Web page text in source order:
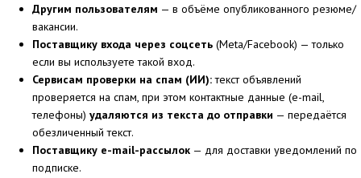
Другим пользователям — в объёме опубликованного резюме/
вакансии.
Поставщику входа через соцсеть (Meta/Facebook) — только
если вы используете такой вход.
Сервисам проверки на спам (ИИ):текст объявлений
проверяется на спам, при этом контактные данные (e-mail,
телефоны) удаляются из текста до отправки — передаётся
обезличенный текст.
Поставщику e-mail-рассылок — для доставки уведомлений по
подписке.